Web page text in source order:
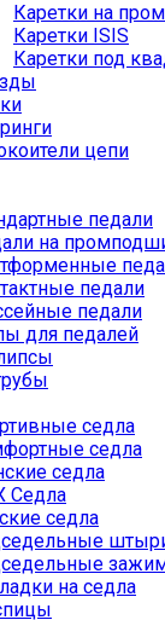
Каретки на
Каретки ISIS
Каретки под
цепи
педали
на
педали
педали
для педалей
седла
седла
седла
Седла
седла
на седла